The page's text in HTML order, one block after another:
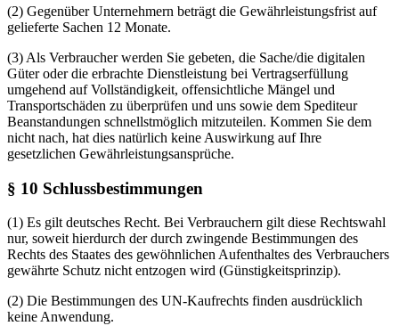
(2) Gegenüber Unternehmern beträgt die Gewährleistungsfrist auf
gelieferte Sachen 12 Monate.
(3) Als Verbraucher werden Sie gebeten, die Sache/die digitalen
Güter oder die erbrachte Dienstleistung bei Vertragserfüllung
umgehend auf Vollständigkeit, offensichtliche Mängel und
Transportschäden zu überprüfen und uns sowie dem Spediteur
Beanstandungen schnellstmöglich mitzuteilen. Kommen Sie dem
nicht nach, hat dies natürlich keine Auswirkung auf Ihre
gesetzlichen Gewährleistungsansprüche.
§ 10 Schlussbestimmungen
(1) Es gilt deutsches Recht. Bei Verbrauchern gilt diese Rechtswahl
nur, soweit hierdurch der durch zwingende Bestimmungen des
Rechts des Staates des gewöhnlichen Aufenthaltes des Verbrauchers
gewährte Schutz nicht entzogen wird (Günstigkeitsprinzip).
(2) Die Bestimmungen des UN-Kaufrechts finden ausdrücklich
keine Anwendung.